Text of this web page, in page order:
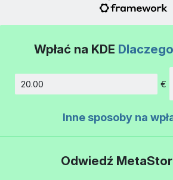
Wpłać na KDE
€
Inne sposoby na
Odwiedź